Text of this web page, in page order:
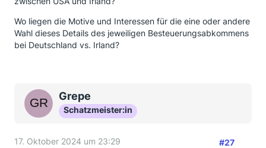
Wo liegen die Motive und Interessen für die eine oder andere
Wahl dieses Details des jeweiligen Besteuerungsabkommens
bei Deutschland vs. Irland?
Grepe
Schatzmeister:in
17. Oktober 2024 um 23:29 #27